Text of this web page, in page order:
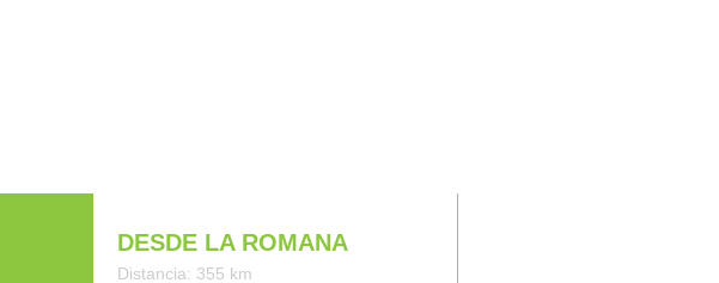
DESDE LA ROMANA
Distancia: 355 km